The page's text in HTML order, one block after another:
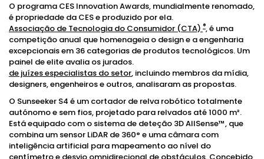
O programa CES Innovation Awards, mundialmente renomado,
é propriedade da CES e produzido por ela.
Associação de Tecnologia do Consumidor (CTA) ®, é uma
competição anual que homenageia o design e a engenharia
excepcionais em 36 categorias de produtos tecnológicos. Um
painel de elite avalia os jurados.
de juízes especialistas do setor, incluindo membros da mídia,
designers, engenheiros e outros, analisaram as propostas.
O Sunseeker S4 é um cortador de relva robótico totalmente
autónomo e sem fios, projetado para relvados até 1000 m².
Está equipado com o sistema de deteção 3D AllSense™, que
combina um sensor LiDAR de 360° e uma câmara com
inteligência artificial para mapeamento ao nível do